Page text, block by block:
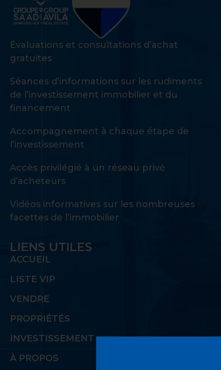
Évaluations et consultations d’achat
gratuites
Séances d’informations sur les rudiments
de l’investissement immobilier et du
financement
Accompagnement à chaque étape de
l’investissement
Accès privilégié à un réseau privé
d’acheteurs
Vidéos informatives sur les nombreuses
facettes de l’immobilier
LIENS UTILES
ACCUEIL
LISTE VIP
VENDRE
PROPRIÉTÉS
INVESTISSEMENT
À PROPOS